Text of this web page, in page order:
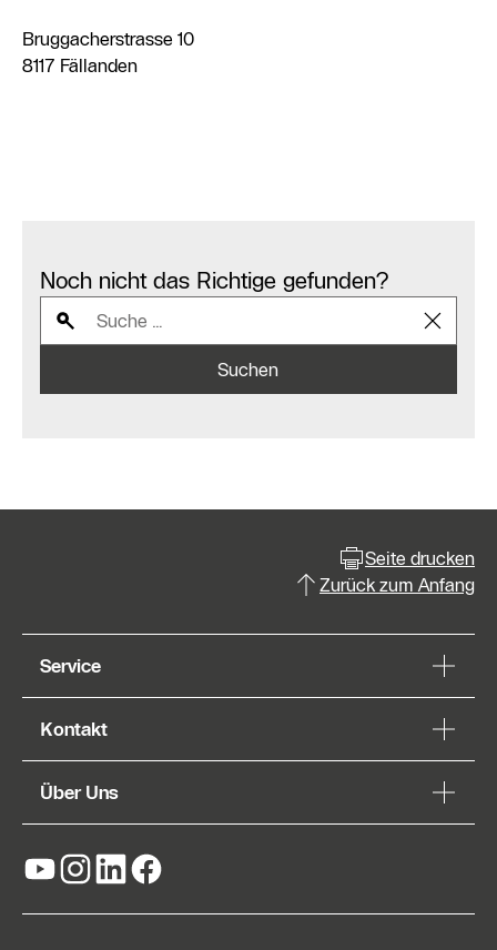
Bruggacherstrasse 10
8117 Fällanden
Noch nicht das Richtige gefunden?
Suchen
Seite drucken
Zurück zum Anfang
Service
Kontakt
Über Uns